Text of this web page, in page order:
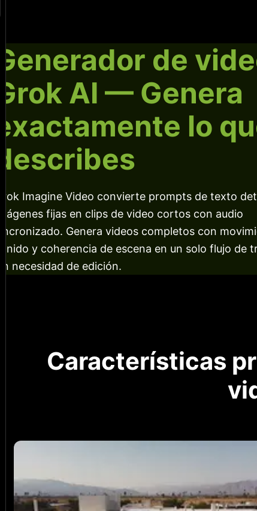
Generador de
Grok AI — Genera
exactamente lo
describes
Grok Imagine Video convierte prompts de texto
imágenes fijas en clips de video cortos con audio
sincronizado. Genera videos completos con
sonido y coherencia de escena en un solo flujo de
sin necesidad de edición.
Características